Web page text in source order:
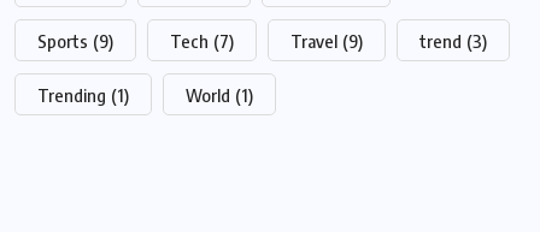
Sports (9) Tech (7) Travel (9) trend (3)
Trending (1) World (1)